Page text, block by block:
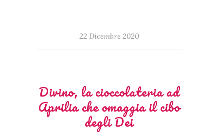
22 Dicembre 2020
Divino, la cioccolateria ad
Aprilia che omaggia il cibo
degli Dei